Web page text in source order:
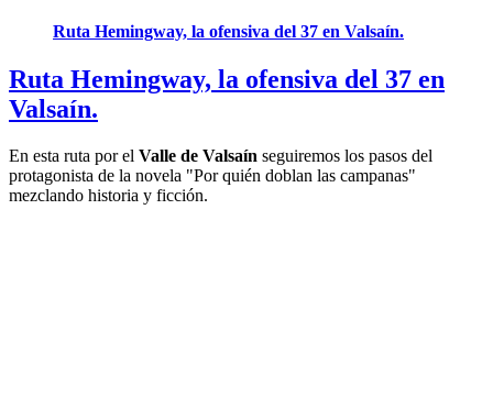
Ruta Hemingway, la ofensiva del 37 en Valsaín.
Ruta Hemingway, la ofensiva del 37 en
Valsaín.
En esta ruta por el Valle de Valsaín seguiremos los pasos del
protagonista de la novela "Por quién doblan las campanas"
mezclando historia y ficción.